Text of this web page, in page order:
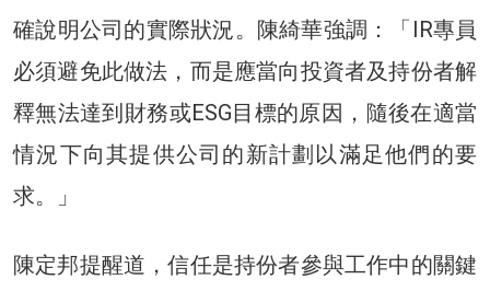
確說明公司的實際狀況。陳綺華強調：「IR專員
必須避免此做法，而是應當向投資者及持份者解
釋無法達到財務或ESG目標的原因，隨後在適當
情況下向其提供公司的新計劃以滿足他們的要
求。」
陳定邦提醒道，信任是持份者參與工作中的關鍵